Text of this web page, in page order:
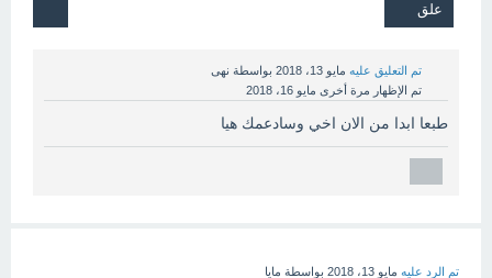
تم التعليق عليه مايو 13، 2018 بواسطة نهى
تم الإظهار مرة أخرى مايو 16، 2018
طبعا ابدا من الان اخي وسادعمك هيا
تم الرد عليه مايو 13، 2018 بواسطة مايا